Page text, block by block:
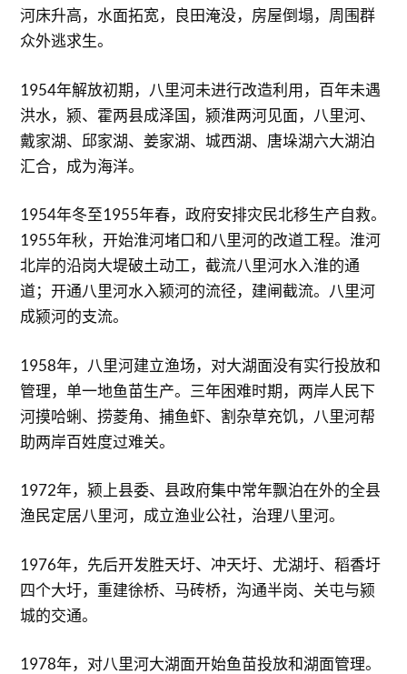
河床升高，水面拓宽，良田淹没，房屋倒塌，周围群
众外逃求生。
1954年解放初期，八里河未进行改造利用，百年未遇
洪水，颍、霍两县成泽国，颍淮两河见面，八里河、
戴家湖、邱家湖、姜家湖、城西湖、唐垛湖六大湖泊
汇合，成为海洋。
1954年冬至1955年春，政府安排灾民北移生产自救。
1955年秋，开始淮河堵口和八里河的改道工程。淮河
北岸的沿岗大堤破土动工，截流八里河水入淮的通
道；开通八里河水入颍河的流径，建闸截流。八里河
成颍河的支流。
1958年，八里河建立渔场，对大湖面没有实行投放和
管理，单一地鱼苗生产。三年困难时期，两岸人民下
河摸哈蜊、捞菱角、捕鱼虾、割杂草充饥，八里河帮
助两岸百姓度过难关。
1972年，颍上县委、县政府集中常年飘泊在外的全县
渔民定居八里河，成立渔业公社，治理八里河。
1976年，先后开发胜天圩、冲天圩、尤湖圩、稻香圩
四个大圩，重建徐桥、马砖桥，沟通半岗、关屯与颍
城的交通。
1978年，对八里河大湖面开始鱼苗投放和湖面管理。